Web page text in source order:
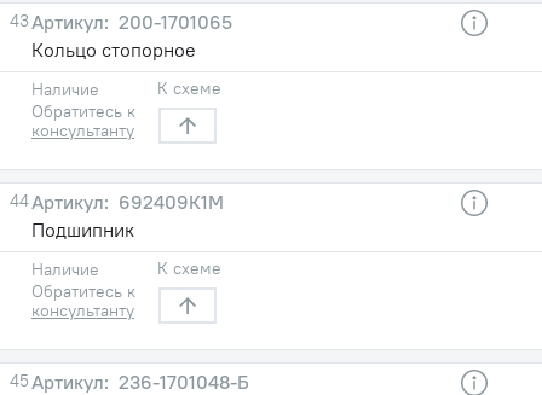
43
200-1701065
Кольцо стопорное
Наличие
Обратитесь к
консультанту
К схеме
44
692409К1М
Подшипник
Наличие
Обратитесь к
консультанту
К схеме
45
236-1701048-Б